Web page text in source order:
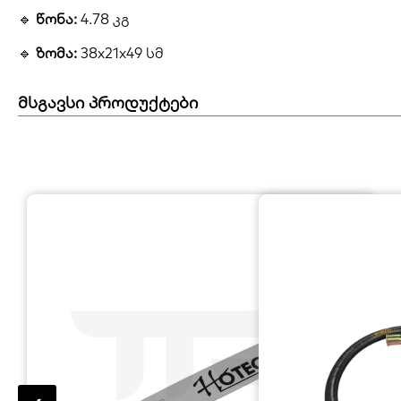
🔹 წონა: 4.78 კგ
🔹 ზომა: 38x21x49 სმ
მსგავსი პროდუქტები